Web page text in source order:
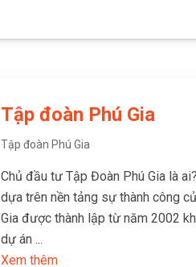
Tập đoàn Phú Gia
Tập đoàn Phú Gia
Chủ đầu tư Tập Đoàn Phú Gia là
dựa trên nền tảng sự thành công
Gia được thành lập từ năm 2002
dự án ...
Xem thêm